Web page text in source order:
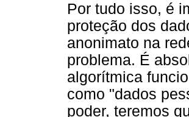
Por tudo isso, é
proteção dos
anonimato na
problema. É
algorítmica
como "dados
poder, teremos